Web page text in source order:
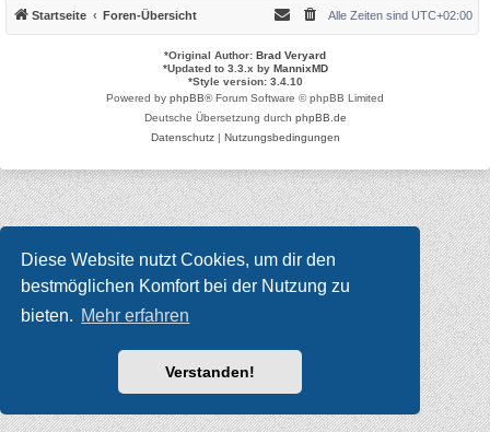
Diese Website nutzt Cookies, um dir den
bestmöglichen Komfort bei der Nutzung zu
bieten. Mehr erfahren
Verstanden!
Startseite Foren-Übersicht Alle Zeiten sind UTC+02:00
*Original Author: Brad Veryard
*Updated to 3.3.x by MannixMD
*Style version: 3.4.10
Powered by phpBB® Forum Software © phpBB Limited
Deutsche Übersetzung durch phpBB.de
Datenschutz| Nutzungsbedingungen